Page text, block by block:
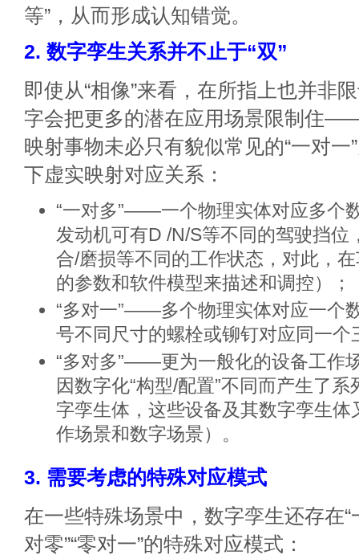
等”，从而形成认知错觉。
2. 数字孪生关系并不止于“双”
即使从“相像”来看，在所指上也并非限
字会把更多的潜在应用场景限制住
映射事物未必只有貌似常见的“一对一
下虚实映射对应关系：
“一对多”——一个物理实体对应多个
发动机可有D /N/S等不同的驾驶挡位
合/磨损等不同的工作状态，对此，
的参数和软件模型来描述和调控）；
“多对一”——多个物理实体对应一个
号不同尺寸的螺栓或铆钉对应同一个
“多对多”——更为一般化的设备工作
因数字化“构型/配置”不同而产生了
字孪生体，这些设备及其数字孪生体
作场景和数字场景）。
3. 需要考虑的特殊对应模式
在一些特殊场景中，数字孪生还存在“
对零”“零对一”的特殊对应模式：